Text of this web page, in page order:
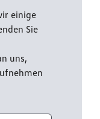
einige
Sie
uns,